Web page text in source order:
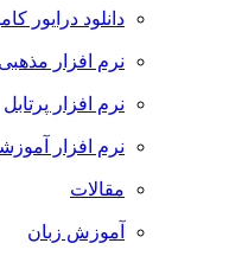
دانلود درایور
نرم افزار مذهبی
نرم افزار پرتابل
نرم افزار
مقالات
آموزش زبان